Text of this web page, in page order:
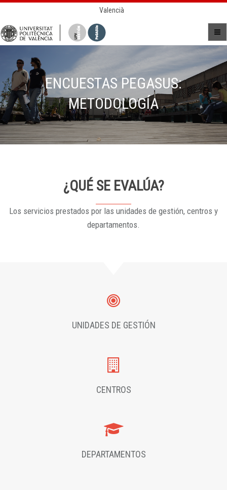
Valencià
ENCUESTAS PEGASUS:
METODOLOGÍA
¿QUÉ SE EVALÚA?
Los servicios prestados por las unidades de gestión, centros y
departamentos.
UNIDADES DE GESTIÓN
CENTROS
DEPARTAMENTOS